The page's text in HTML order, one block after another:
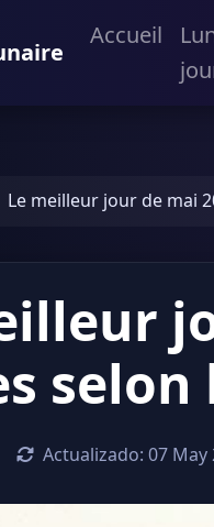
Accueil
Le meilleur jour de mai
selon
Actualizado: 07 May